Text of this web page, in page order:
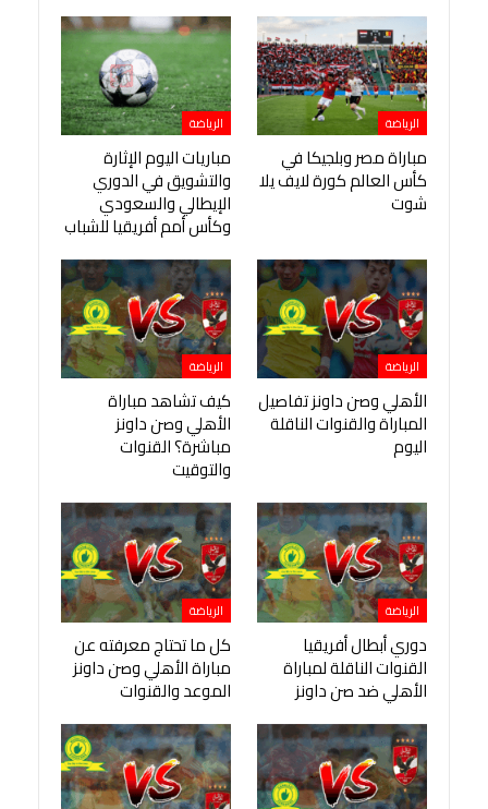
الرياضة
مباراة مصر وبلجيكا في
كأس العالم كورة لايف يلا
شوت
الرياضة
مباريات اليوم الإثارة
والتشويق في الدوري
الإيطالي والسعودي
وكأس أمم أفريقيا للشباب
الرياضة
الأهلي وصن داونز تفاصيل
المباراة والقنوات الناقلة
اليوم
الرياضة
كيف تشاهد مباراة
الأهلي وصن داونز
مباشرة؟ القنوات
والتوقيت
الرياضة
دوري أبطال أفريقيا
القنوات الناقلة لمباراة
الأهلي ضد صن داونز
الرياضة
كل ما تحتاج معرفته عن
مباراة الأهلي وصن داونز
الموعد والقنوات